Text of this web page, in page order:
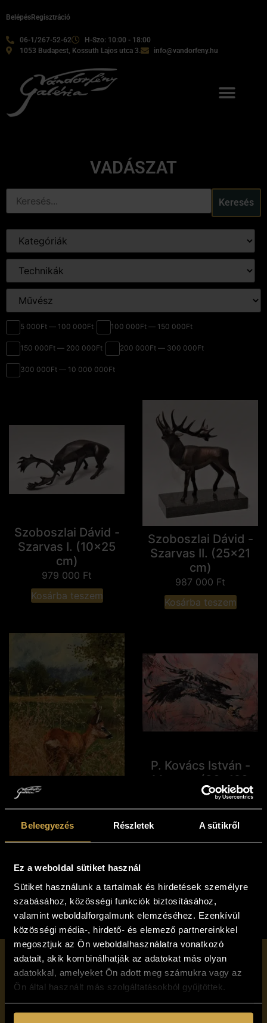
Beleegyezés Részletek A sütikről
Ez a weboldal sütiket használ
Sütiket használunk a tartalmak és hirdetések személyre
szabásához, közösségi funkciók biztosításához,
valamint weboldalforgalmunk elemzéséhez. Ezenkívül
közösségi média-, hirdető- és elemező partnereinkkel
megosztjuk az Ön weboldalhasználatra vonatkozó
adatait, akik kombinálhatják az adatokat más olyan
adatokkal, amelyeket Ön adott meg számukra vagy az
Ön által használt más szolgáltatásokból gyűjtöttek.
06-1/267-52-62
H-Szo: 10:00 - 18:00
1053 Budapest, Kossuth Lajos utca 3.
info@vandorfeny.hu
BelépésRegisztráció
VADÁSZAT
Keresés
5 000Ft — 100 000Ft 100 000Ft — 150 000Ft
150 000Ft — 200 000Ft 200 000Ft — 300 000Ft
300 000Ft — 10 000 000Ft
Szoboszlai Dávid -
Szarvas I. (10x25
cm)
979 000 Ft
Kosárba teszem
Szoboszlai Dávid -
Szarvas II. (25x21
cm)
987 000 Ft
Kosárba teszem
Udvarnoki Péter -
Figyelő (30x20 cm)
Kosárba teszem
P. Kovács István -
Megvan (80x120
cm)
598 000Ft
Kosárba teszem
Iratkozzon fel
hírlevelünkre!